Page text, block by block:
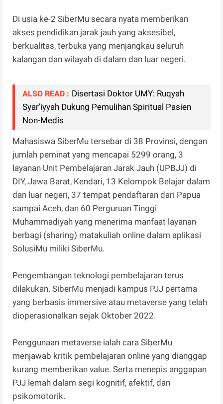
Di usia ke-2 SiberMu secara nyata memberikan
akses pendidikan jarak jauh yang aksesibel,
berkualitas, terbuka yang menjangkau seluruh
kalangan dan wilayah di dalam dan luar negeri.
ALSO READ : Disertasi Doktor UMY: Ruqyah
Syar’iyyah Dukung Pemulihan Spiritual Pasien
Non-Medis
Mahasiswa SiberMu tersebar di 38 Provinsi, dengan
jumlah peminat yang mencapai 5299 orang, 3
layanan Unit Pembelajaran Jarak Jauh (UPBJJ) di
DIY, Jawa Barat, Kendari, 13 Kelompok Belajar dalam
dan luar negeri, 37 tempat pendaftaran dari Papua
sampai Aceh, dan 60 Perguruan Tinggi
Muhammadiyah yang menerima manfaat layanan
berbagi (sharing) matakuliah online dalam aplikasi
SolusiMu miliki SiberMu.
Pengembangan teknologi pembelajaran terus
dilakukan. SiberMu menjadi kampus PJJ pertama
yang berbasis immersive atau metaverse yang telah
dioperasionalkan sejak Oktober 2022.
Penggunaan metaverse ialah cara SiberMu
menjawab kritik pembelajaran online yang dianggap
kurang memberikan value. Serta menepis anggapan
PJJ lemah dalam segi kognitif, afektif, dan
psikomotorik.